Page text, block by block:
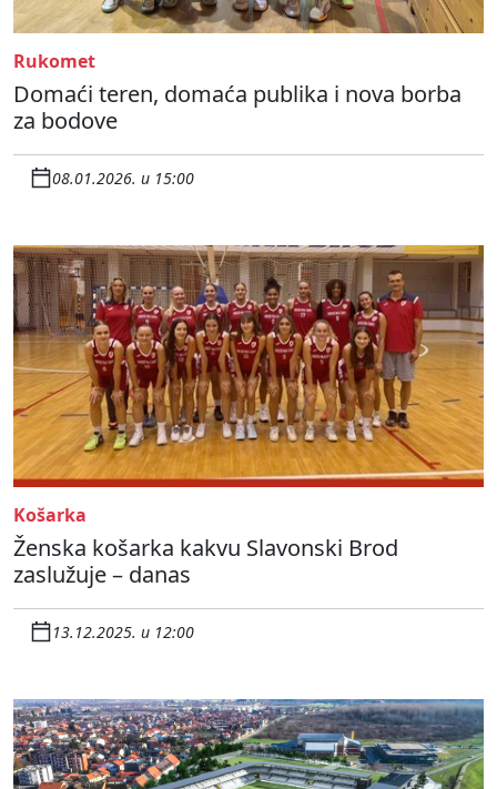
Rukomet
Domaći teren, domaća publika i nova borba
za bodove
08.01.2026. u 15:00
Košarka
Ženska košarka kakvu Slavonski Brod
zaslužuje – danas
13.12.2025. u 12:00